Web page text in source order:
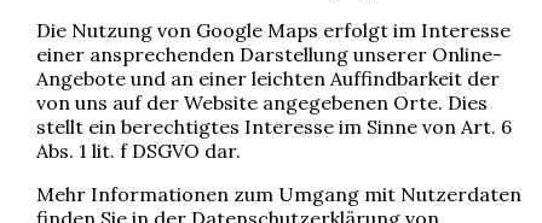
Die Nutzung von Google Maps erfolgt im Interesse
einer ansprechenden Darstellung unserer Online-
Angebote und an einer leichten Auffindbarkeit der
von uns auf der Website angegebenen Orte. Dies
stellt ein berechtigtes Interesse im Sinne von Art. 6
Abs. 1 lit. f DSGVO dar.
Mehr Informationen zum Umgang mit Nutzerdaten
finden Sie in der Datenschutzerklärung von